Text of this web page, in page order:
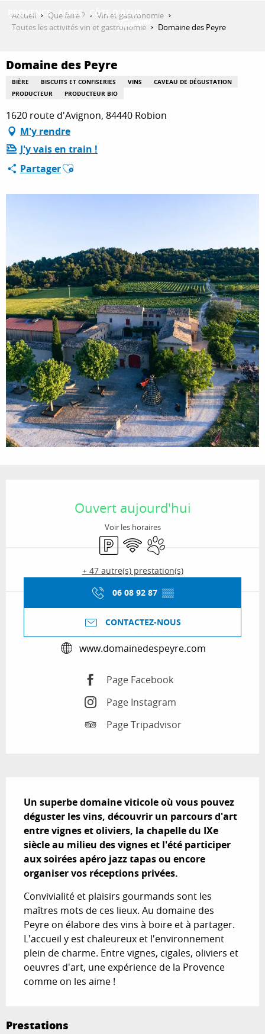
QUE FAIRE ?
SÉJOURNER
ESPACE PRO
Accueil Que faire ?
Vin et gastronomie
Toutes les activités vin et gastronomie
Domaine des Peyre
Domaine des Peyre
BIÈRE BISCUITS ET CONFISERIES VINS
CAVEAU DE DÉGUSTATION
PRODUCTEUR
PRODUCTEUR BIO
1620 route d'Avignon, 84440 Robion
M'y rendre
J'y vais en train !
PartagerAjouter aux favoris
Ouvert aujourd'hui
Voir les horaires
ParkingWiFi Animaux acceptés
+ 47 autre(s) prestation(s)
06 08 92 87 ▒▒
CONTACTEZ-NOUS
www.domainedespeyre.com
Page Facebook
Page Instagram
Page Tripadvisor
Un superbe domaine viticole où vous pouvez
déguster les vins, découvrir un parcours d'art
entre vignes et oliviers, la chapelle du IXe
siècle au milieu des vignes et l'été participer
aux soirées apéro jazz tapas ou encore
organiser vos réceptions privées.
Convivialité et plaisirs gourmands sont les
maîtres mots de ces lieux. Au domaine des
Peyre on élabore des vins à boire et à partager.
L'accueil y est chaleureux et l'environnement
plein de charme. Entre vignes, cigales, oliviers et
oeuvres d'art, une expérience de la Provence
comme on les aime !
Prestations